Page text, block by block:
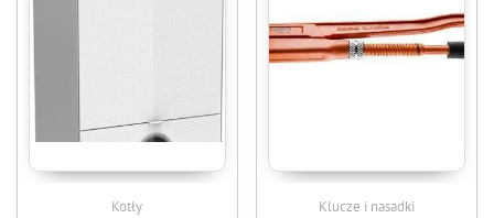
Kotły Klucze i nasadki